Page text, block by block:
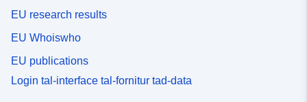
EU research results
EU Whoiswho
EU publications
Login tal-interface tal-fornitur tad-data